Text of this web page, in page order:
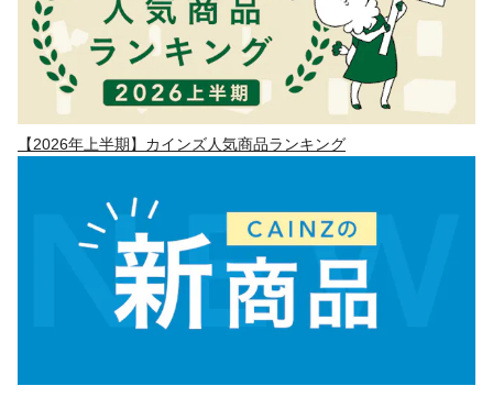
【2026年上半期】カインズ人気商品ランキング